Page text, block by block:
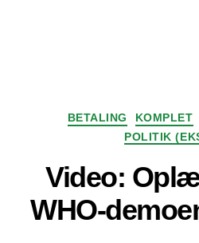
BETALING KOMPLET
POLITIK
Video:
WHO-